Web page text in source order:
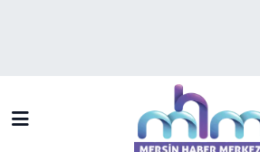
Mersin Trafik Yoğunluk